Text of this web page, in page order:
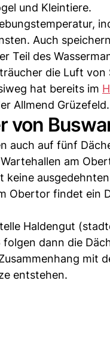
und Kleintiere.
Auch
Teil des
die Luft
hat bereits im
Allmend Grüzefeld.
von
auch auf fünf
am
Obertor findet
Haldengut
dann die
mit
entstehen.